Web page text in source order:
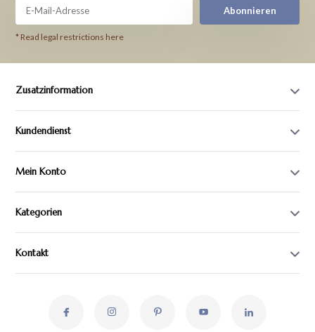
Abonnieren
* Read legal restrictions here
Zusatzinformation
Kundendienst
Mein Konto
Kategorien
Kontakt